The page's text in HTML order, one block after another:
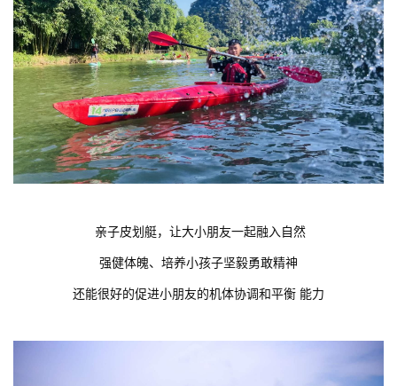
亲子皮划艇，让大小朋友一起融入自然
强健体魄、培养小孩子坚毅勇敢精神
还能很好的促进小朋友的机体协调和平衡 能力